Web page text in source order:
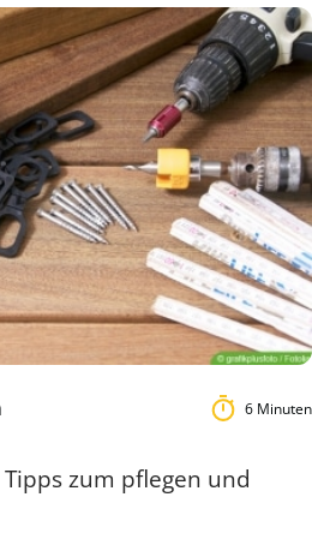
6 Minuten
zum pflegen und